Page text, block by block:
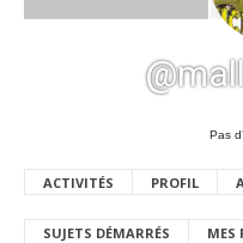
Pas
ACTIVITÉS PROFIL
SUJETS DÉMARRÉS MES